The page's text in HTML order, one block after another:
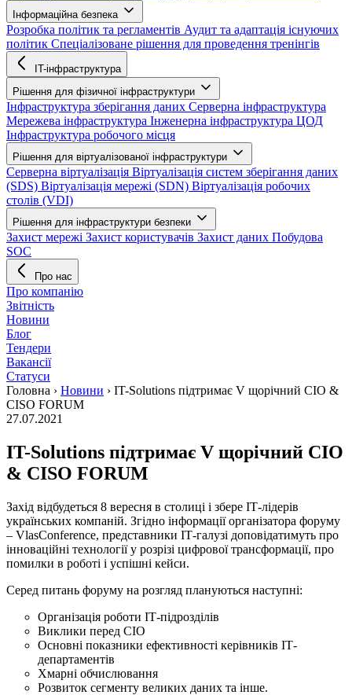
Інформаційна безпека
Розробка політик та регламентів Аудит та адаптація існуючих
політик Спеціалізоване рішення для проведення тренінгів
IT-інфраструктура
Рішення для фізичної інфраструктури
Інфраструктура зберігання даних Серверна інфраструктура
Мережева інфраструктура Інженерна інфраструктура ЦОД
Інфраструктура робочого місця
Рішення для віртуалізованої інфраструктури
Серверна віртуалізація Віртуалізація систем зберігання даних
(SDS) Віртуалізація мережі (SDN) Віртуалізація робочих
столів (VDI)
Рішення для інфраструктури безпеки
Захист мережі Захист користувачів Захист даних Побудова
SOC
Про нас
Про компанію
Звітність
Новини
Блог
Тендери
Вакансії
Статуси
Головна › Новини › IT-Solutions підтримає V щорічний CIO &
CISO FORUM
27.07.2021
IT-Solutions підтримає V щорічний CIO
& CISO FORUM
Захід відбудеться 8 вересня в столиці і збере ІТ-лідерів
українських компаній. Згідно інформації організатора форуму
– VlasConference, представники ІТ-галузі доповідатимуть про
інноваційні технології у розрізі цифрової трансформації, про
помилки в роботі і успішні кейси.
Серед питань форуму на розгляд плануються наступні:
Організація роботи ІТ-підрозділів
Виклики перед СІО
Основні показники ефективності керівників ІТ-
департаментів
Хмарні обчислювання
Розвиток сегменту великих даних та інше.